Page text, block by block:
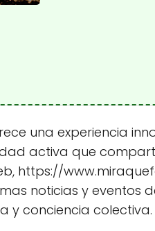
una experiencia
activa que
https://
noticias y
y conciencia colectiva.